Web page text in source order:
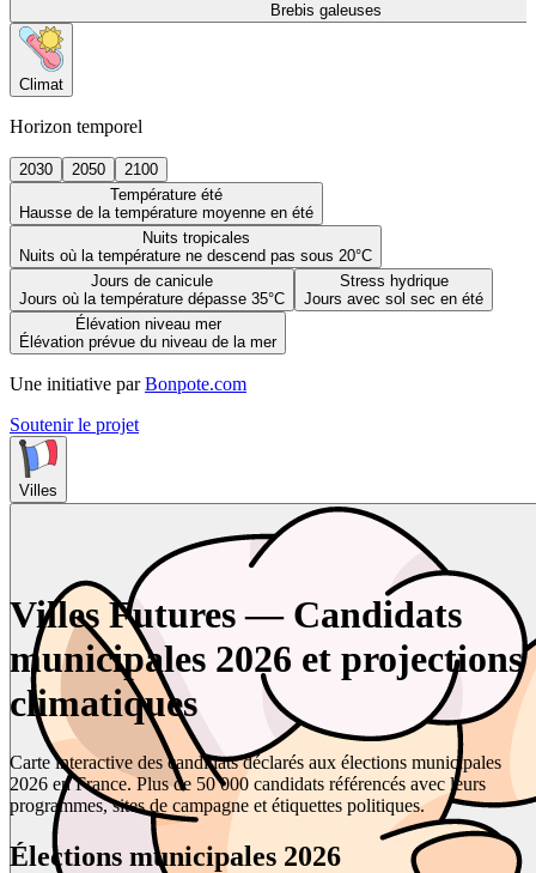
Brebis galeuses
Climat
Horizon temporel
2030 2050
2100
Température été
Hausse de la température moyenne en été
Nuits tropicales
Nuits où la température ne descend pas sous 20°C
Jours de canicule
Jours où la température dépasse 35°C
Stress hydrique
Jours avec sol sec en été
Élévation niveau mer
Élévation prévue du niveau de la mer
Une initiative par Bonpote.com
Soutenir le projet
Villes
Villes Futures — Candidats
municipales 2026 et projections
climatiques
Carte interactive des candidats déclarés aux élections municipales
2026 en France. Plus de 50 000 candidats référencés avec leurs
programmes, sites de campagne et étiquettes politiques.
Élections municipales 2026